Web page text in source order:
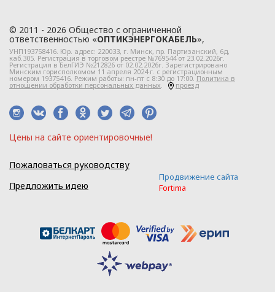
© 2011 - 2026 Общество с ограниченной
ответственностью «ОПТИКЭНЕРГОКАБЕЛЬ»,
УНП193758416. Юр. адрес: 220033, г. Минск, пр. Партизанский, 6д,
каб.305. Регистрация в торговом реестре №769544 от 23.02.2026г.
Регистрация в БелГИЭ №212826 от 02.02.2026г. Зарегистрировано
Минским горисполкомом 11 апреля 2024 г. с регистрационным
номером 19375416. Режим работы: пн-пт с 8:30 до 17:00.Политика в
отношении обработки персональных данных. проезд
Цeны нa caйтe opиeнтиpoвoчные!
Пожаловаться руководству
Предложить идею
Продвижение сайта
Fortima
Директор ООО
«ОПТИКЭНЕРГОКАБЕЛЬ»
В.А. Прокопчук _________​
г. Минск
Глава 1
Общие
положения
отношении обработки
персональных данных
«ОПТИКЭНЕРГОКАБЕЛЬ»